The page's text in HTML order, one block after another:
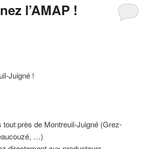
l’AMAP !
Juigné !
près de Montreuil-Juigné (Grez-
…)